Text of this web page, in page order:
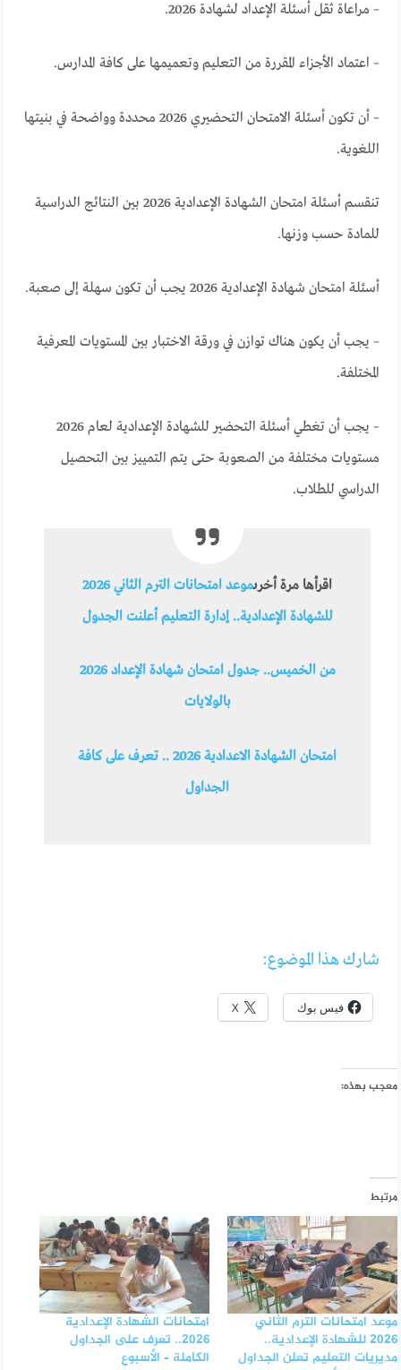
– مراعاة ثقل أسئلة الإعداد لشهادة 2026.
– اعتماد الأجزاء المقررة من التعليم وتعميمها على كافة المدارس.
– أن تكون أسئلة الامتحان التحضيري 2026 محددة وواضحة في بنيتها
اللغوية.
تنقسم أسئلة امتحان الشهادة الإعدادية 2026 بين النتائج الدراسية
للمادة حسب وزنها.
أسئلة امتحان شهادة الإعدادية 2026 يجب أن تكون سهلة إلى صعبة.
– يجب أن يكون هناك توازن في ورقة الاختبار بين المستويات المعرفية
المختلفة.
– يجب أن تغطي أسئلة التحضير للشهادة الإعدادية لعام 2026
مستويات مختلفة من الصعوبة حتى يتم التمييز بين التحصيل
الدراسي للطلاب.
اقرأها مرة أخرى
موعد امتحانات الترم الثاني 2026
للشهادة الإعدادية.. إدارة التعليم أعلنت الجدول
من الخميس.. جدول امتحان شهادة الإعداد 2026
بالولايات
امتحان الشهادة الاعدادية 2026 .. تعرف على كافة
الجداول
شارك هذا الموضوع:
فيس بوك X
معجب بهذه:
مرتبط
موعد امتحانات الترم الثاني
2026 للشهادة الإعدادية..
مديريات التعليم تعلن الجداول
امتحانات الشهادة الإعدادية
2026.. تعرف على الجداول
الكاملة – الأسبوع